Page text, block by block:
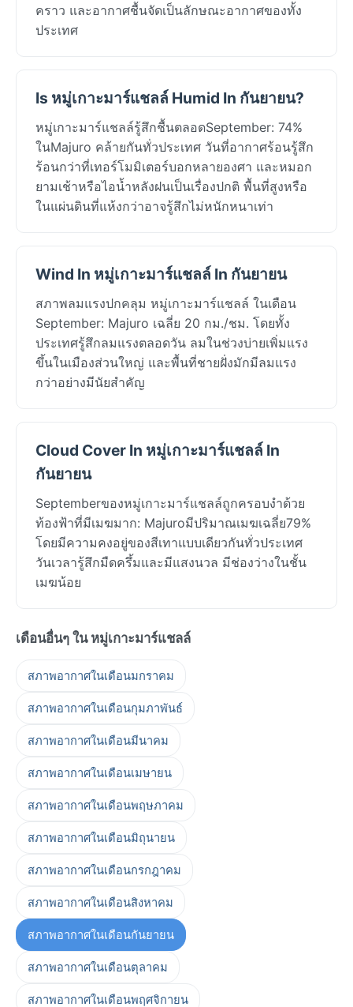
คราว และอากาศชื้นจัดเป็นลักษณะอากาศของทั้ง
ประเทศ
Is หมู่เกาะมาร์แชลล์ Humid In กันยายน?
หมู่เกาะมาร์แชลล์รู้สึกชื้นตลอดSeptember: 74%
ในMajuro คล้ายกันทั่วประเทศ วันที่อากาศร้อนรู้สึก
ร้อนกว่าที่เทอร์โมมิเตอร์บอกหลายองศา และหมอก
ยามเช้าหรือไอน้ำหลังฝนเป็นเรื่องปกติ พื้นที่สูงหรือ
ในแผ่นดินที่แห้งกว่าอาจรู้สึกไม่หนักหนาเท่า
Wind In หมู่เกาะมาร์แชลล์ In กันยายน
สภาพลมแรงปกคลุม หมู่เกาะมาร์แชลล์ ในเดือน
September: Majuro เฉลี่ย 20 กม./ชม. โดยทั้ง
ประเทศรู้สึกลมแรงตลอดวัน ลมในช่วงบ่ายเพิ่มแรง
ขึ้นในเมืองส่วนใหญ่ และพื้นที่ชายฝั่งมักมีลมแรง
กว่าอย่างมีนัยสำคัญ
Cloud Cover In หมู่เกาะมาร์แชลล์ In
กันยายน
Septemberของหมู่เกาะมาร์แชลล์ถูกครอบงำด้วย
ท้องฟ้าที่มีเมฆมาก: Majuroมีปริมาณเมฆเฉลี่ย79%
โดยมีความคงอยู่ของสีเทาแบบเดียวกันทั่วประเทศ
วันเวลารู้สึกมืดครึ้มและมีแสงนวล มีช่องว่างในชั้น
เมฆน้อย
เดือนอื่นๆ ใน หมู่เกาะมาร์แชลล์
สภาพอากาศในเดือนมกราคม
สภาพอากาศในเดือนกุมภาพันธ์
สภาพอากาศในเดือนมีนาคม
สภาพอากาศในเดือนเมษายน
สภาพอากาศในเดือนพฤษภาคม
สภาพอากาศในเดือนมิถุนายน
สภาพอากาศในเดือนกรกฎาคม
สภาพอากาศในเดือนสิงหาคม
สภาพอากาศในเดือนกันยายน
สภาพอากาศในเดือนตุลาคม
สภาพอากาศในเดือนพฤศจิกายน